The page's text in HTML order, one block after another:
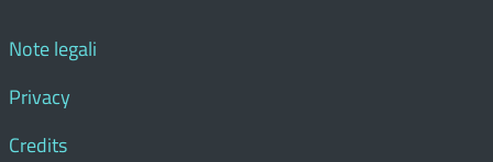
Note legali
Privacy
Credits